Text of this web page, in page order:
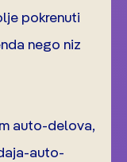
pokrenuti
nego niz
auto-delova,
auto-